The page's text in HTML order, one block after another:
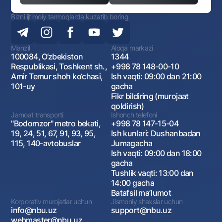
Bizni ijtimoiy tarmoqlarda kuzatib boring
Manzil
100084, O‘zbekiston
Respublikasi, Toshkent sh.,
Amir Temur shoh ko‘chasi,
101-uy
Aloqa markazi
1344
+998 78 148-00-10
Ish vaqti: 09:00 dan 21:00
gacha
Fikr bildiring (murojaat
qoldirish)
Jamoat transporti
"Bodomzor" metro bekati,
19, 24, 51, 67, 91, 93, 95,
115, 140-avtobuslar
Ishonch telefoni
+998 78 147-15-04
Ish kunlari: Dushanbadan
Jumagacha
Ish vaqti: 09:00 dan 18:00
gacha
Tushlik vaqti: 13:00 dan
14:00 gacha
Batafsil maʼlumot
Korporativ murojatlar uchun
info@nbu.uz
Jismoniy shaxslar uchun
support@nbu.uz